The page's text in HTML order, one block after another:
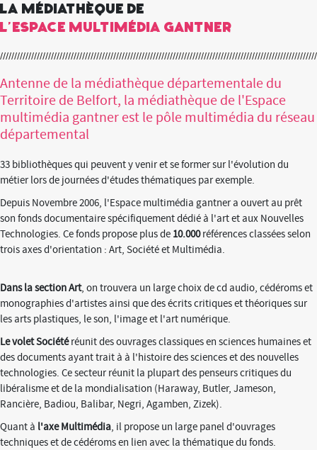
La médiathèque de
l'Espace multimédia gantner
Antenne de la médiathèque départementale du
Territoire de Belfort, la médiathèque de l'Espace
multimédia gantner est le pôle multimédia du réseau
départemental
33 bibliothèques qui peuvent y venir et se former sur l'évolution du
métier lors de journées d'études thématiques par exemple.
Depuis Novembre 2006, l'Espace multimédia gantner a ouvert au prêt
son fonds documentaire spécifiquement dédié à l'art et aux Nouvelles
Technologies. Ce fonds propose plus de 10.000références classées selon
trois axes d'orientation : Art, Société et Multimédia.
Dans la section Art, on trouvera un large choix de cd audio, cédéroms et
monographies d'artistes ainsi que des écrits critiques et théoriques sur
les arts plastiques, le son, l'image et l'art numérique.
Le volet Sociétéréunit des ouvrages classiques en sciences humaines et
des documents ayant trait à à l'histoire des sciences et des nouvelles
technologies. Ce secteur réunit la plupart des penseurs critiques du
libéralisme et de la mondialisation (Haraway, Butler, Jameson,
Rancière, Badiou, Balibar, Negri, Agamben, Zizek).
Quant à l'axe Multimédia, il propose un large panel d'ouvrages
techniques et de cédéroms en lien avec la thématique du fonds.